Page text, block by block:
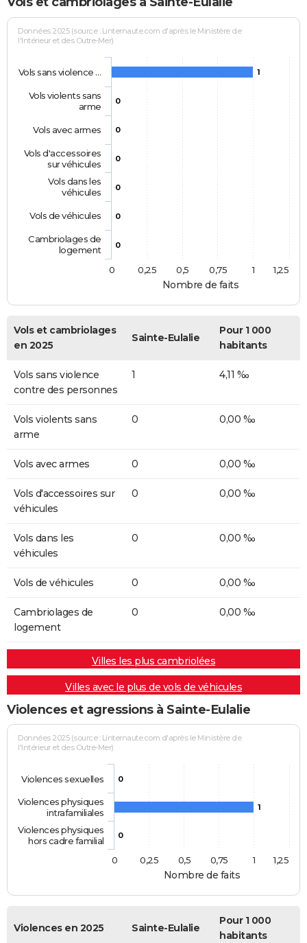
Nombre de faits
Données 2025 (source : Linternaute.com d'après le Ministère de
l'Intérieur et des Outre-Mer)
1
0
0
0
0
0
0
Vols sans violence …
Vols violents sans
arme
Vols avec armes
Vols d'accessoires
sur véhicules
Vols dans les
véhicules
Vols de véhicules
Cambriolages de
logement
0
1
0,25 0,5 0,75 1,25
Vols et cambriolages
en 2025
Sainte-Eulalie
Pour 1 000
habitants
Vols sans violence
contre des personnes
1 4,11 ‰
Vols violents sans
arme
0 0,00 ‰
Vols avec armes 0 0,00 ‰
Vols d'accessoires sur
véhicules
0 0,00 ‰
Vols dans les
véhicules
0 0,00 ‰
Vols de véhicules 0 0,00 ‰
Cambriolages de
logement
0 0,00 ‰
Villes les plus cambriolées
Villes avec le plus de vols de véhicules
Violences et agressions à Sainte-Eulalie
Nombre de faits
Données 2025 (source : Linternaute.com d'après le Ministère de
l'Intérieur et des Outre-Mer)
0
1
0
Violences sexuelles
Violences physiques
intrafamiliales
Violences physiques
hors cadre familial
0
1
0,25 0,5 0,75 1,25
Violences en 2025 Sainte-Eulalie
Pour 1 000
habitants